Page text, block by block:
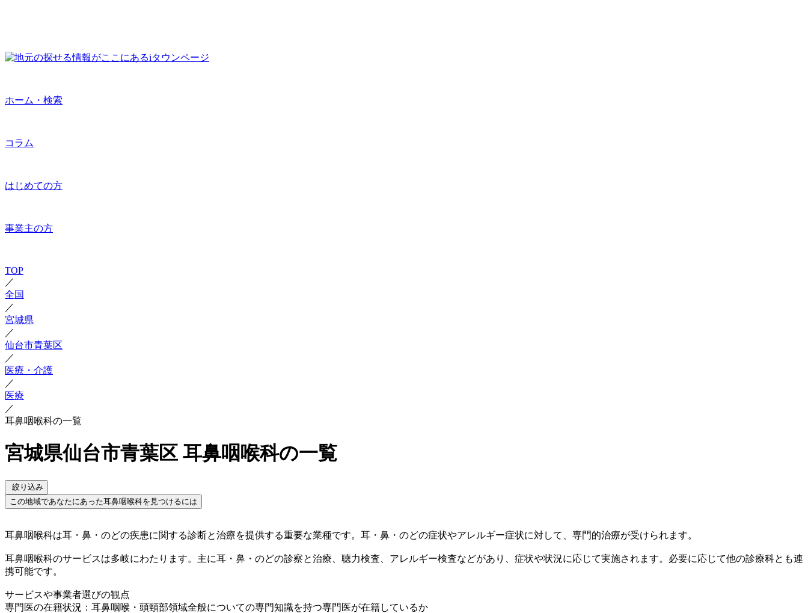
ホーム・検索
コラム
はじめての方
事業主の方
TOP
／
全国
／
宮城県
／
仙台市青葉区
／
医療・介護
／
医療
／
耳鼻咽喉科の一覧
宮城県仙台市青葉区 耳鼻咽喉科の一覧
絞り込み
この地域であなたにあった耳鼻咽喉科を見つけるには
耳鼻咽喉科は耳・鼻・のどの疾患に関する診断と治療を提供する重要な業種です。耳・鼻・のどの症状やアレルギー症状に対して、専門的治療が受けられます。
耳鼻咽喉科のサービスは多岐にわたります。主に耳・鼻・のどの診察と治療、聴力検査、アレルギー検査などがあり、症状や状況に応じて実施されます。必要に応じて他の診療科とも連
携可能です。
サービスや事業者選びの観点
専門医の在籍状況：耳鼻咽喉・頭頸部領域全般についての専門知識を持つ専門医が在籍しているか